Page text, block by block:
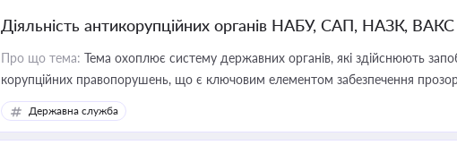
Діяльність антикорупційних органів НАБУ, САП, НАЗК, ВАКС
Про що тема: Тема охоплює систему державних органів, які здійснюють
корупційних правопорушень, що є ключовим елементом забезпечення
та бізнесі
Державна служба